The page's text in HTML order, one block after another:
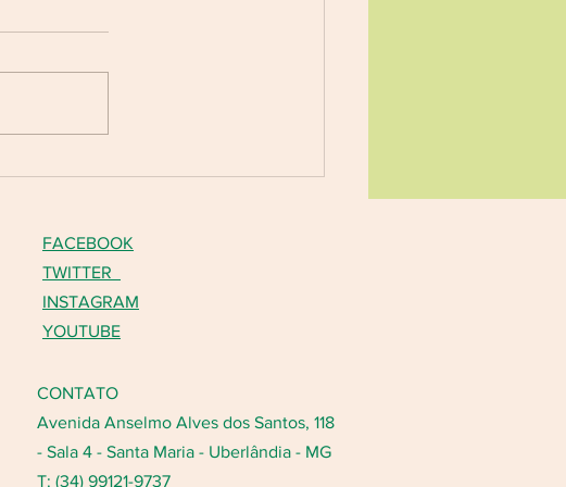
FLORESTA VIVA Nº 294/2024
Pessoa Jurídica para prestação de
FACEBOOK
TWITTER
INSTAGRAM
YOUTUBE
CONTATO
Avenida Anselmo Alves dos Santos, 118
- Sala 4 - Santa Maria - Uberlândia - MG
T: (34) 99121-9737